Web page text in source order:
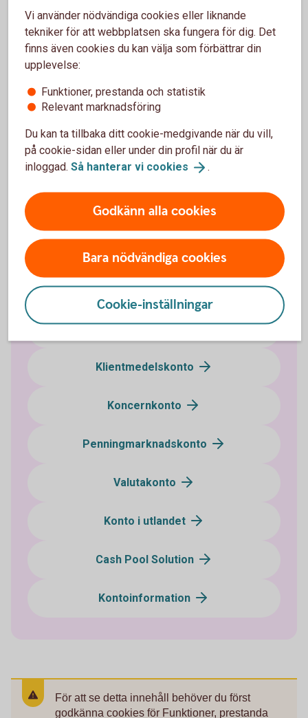
Pris
Aktuella räntor på Företagskonto
Hur avslutar jag mitt Företagskonto?
Dina pengar är trygga
Kontot omfattas av insättningsgarantin
Företagskonton
Företagskonto
Bankgironummer
Klientmedelskonto
Koncernkonto
Penningmarknadskonto
Valutakonto
Konto i utlandet
Cash Pool Solution
Kontoinformation
För att se detta innehåll behöver du först
godkänna cookies för Funktioner, prestanda
Vi använder nödvändiga cookies eller liknande
tekniker för att webbplatsen ska fungera för dig. Det
finns även cookies du kan välja som förbättrar din
upplevelse:
Funktioner, prestanda och statistik
Relevant marknadsföring
Du kan ta tillbaka ditt cookie-medgivande när du vill,
på cookie-sidan eller under din profil när du är
inloggad. Så hanterar vi cookies .
Godkänn alla cookies
Bara nödvändiga cookies
Cookie-inställningar